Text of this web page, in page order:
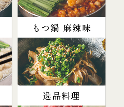
もつ鍋 麻辣味
逸品料理